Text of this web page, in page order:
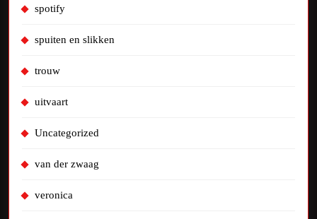
spotify
spuiten en slikken
trouw
uitvaart
Uncategorized
van der zwaag
veronica